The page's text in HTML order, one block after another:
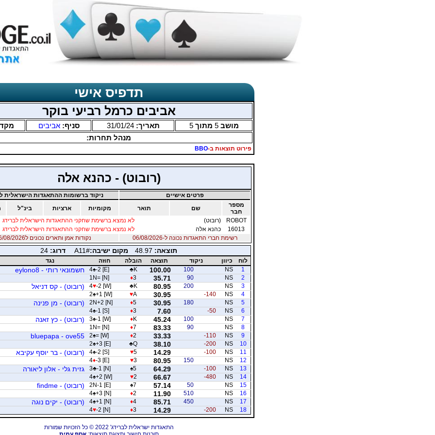
תדפיס אישי
אביבים כרמל רביעי בוקר
מושב5 מתוך5 תאריך: 31/01/24 סניף:אביבים
מנהל תחרות:
פירוט תוצאות ב-BBO
(רובוט) - כהנא אלה
פרטים אישיים
ניקוד ברשומות ההתאגדות הישראלית
מספר
חבר
שם תואר מקומיות ארציות בינ"ל
ROBOT
(רובוט)
לא נמצא ברשימת שחקני ההתאגדות הישראלית לברידג
16013
כהנא אלה
לא נמצא ברשימת שחקני ההתאגדות הישראלית לברידג
רשימת חברי התאגדות נכונה ל-06/08/2026
נקודות אמן ותארים נכונים ל06/08/2026
תוצאה: 48.97 מקום ישיבה:A11# דרוג: 24
לוח כיוון ניקוד תוצאה הובלה חוזה
נגד
1
NS
100
100.00
♣K
4♠-2 [E] חשמונאי רותי - eylono8
2
NS
90
35.71
♦3
1N= [N]
3
NS
200
80.95
♣K
4♥-2 [W] (רובוט) - קס דניאל
4
NS
-140
30.95
♥A
2♠+1 [W]
5
NS
180
30.95
♦5
2N+2 [N] (רובוט) - מן פנינה
6
NS
-50
7.60
♦3
4♠-1 [S]
7
NS
100
45.24
♦K
3♠-1 [W] (רובוט) - כץ זאנה
8
NS
90
83.33
♦7
1N= [N]
9
NS
-110
33.33
♦2
2♠= [W]
bluepapa - ove55
10
NS
-200
38.10
♣Q
2♠+3 [E]
11
NS
-100
14.29
♥5
4♠-2 [S] (רובוט) - בר יוסף עקיבא
12
NS
150
80.95
♥3
4♦-3 [E]
13
NS
-100
64.29
♠5
3♣-1 [N] גזית גלי - אלון ליאורה
14
NS
-480
66.67
♥2
4♠+2 [W]
15
NS
50
57.14
♠7
2N-1 [E] (רובוט) - findme
16
NS
510
11.90
♦2
4♠+3 [N]
17
NS
450
85.71
♦4
4♠+1 [N] (רובוט) - יקים נוגה
18
NS
-200
14.29
♦3
4♥-2 [N]
התאגדות ישראלית לברידג' 2022 © כל הזכויות שמורות